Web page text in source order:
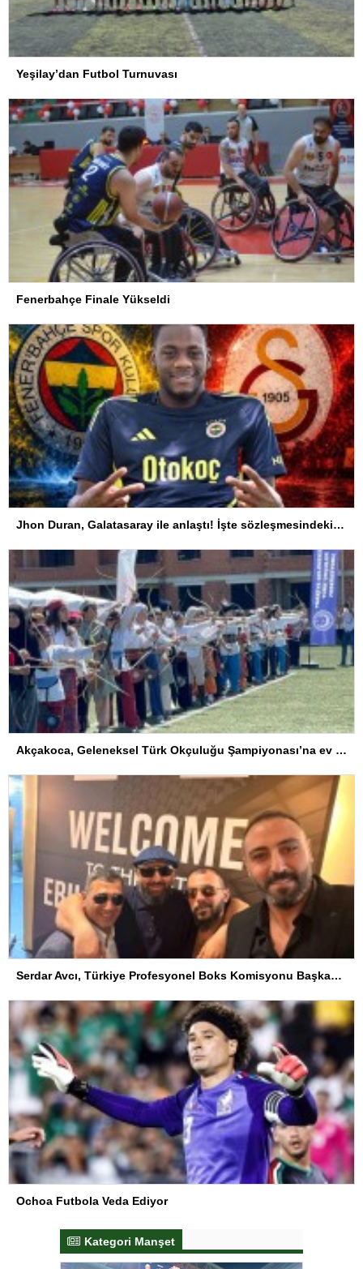
Yeşilay’dan Futbol Turnuvası
Fenerbahçe Finale Yükseldi
Jhon Duran, Galatasaray ile anlaştı! İşte sözleşmesindeki özel madde
Akçakoca, Geleneksel Türk Okçuluğu Şampiyonası’na ev sahipliği yapıyor
Serdar Avcı, Türkiye Profesyonel Boks Komisyonu Başkanı Seçildi
Ochoa Futbola Veda Ediyor
Kategori Manşet